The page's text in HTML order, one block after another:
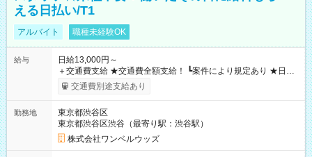
える日払い/T1
アルバイト 職種未経験OK
給与
日給13,000円～
＋交通費支給 ★交通費全額支給！ ┗案件により規定あり ★日払
いOK！（規定あり） ┗働いたその日に現金GET♪ お仕事後はコ
ンビニATMから 日払い分を引き落とせます！ 【試用期間】試
交通費別途支給あり
勤務地
東京都渋谷区
東京都渋谷区渋谷（最寄り駅：渋谷駅）
株式会社ワンベルウッズ